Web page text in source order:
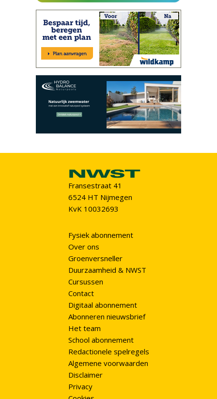
Fransestraat 41
6524 HT Nijmegen
KvK 10032693
Fysiek abonnement
Over ons
Groenversneller
Duurzaamheid & NWST
Cursussen
Contact
Digitaal abonnement
Abonneren nieuwsbrief
Het team
School abonnement
Redactionele spelregels
Algemene voorwaarden
Disclaimer
Privacy